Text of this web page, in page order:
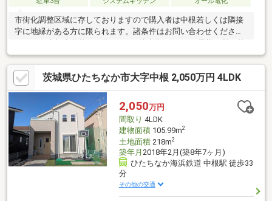
市街化調整区域に存しておりますので購入者は中根若しくは隣接
字に地縁がある方に限られます。諸条件はお問い合わせください
も安心☆☆広々22.7帖のリビングで、週末は家族団らん。写真以
上の開放感を、実際に内見でご体感ください☆☆敷地面積約119
坪ありますので、駐車場4台以上可☆☆BBQやプール遊びなど、
用途多彩なお庭☆☆4帖の納戸やシューズインクローク、各部屋
クローゼットが付いており、収納豊富☆
茨城県ひたちなか市大字中根 2,050万円 4LDK
2,050万円
間取り 4LDK
建物面積105.99m2
土地面積218m2
築年月 2018年2月(築8年7ヶ月)
ひたちなか海浜鉄道 中根駅 徒歩33
分
その他の交通